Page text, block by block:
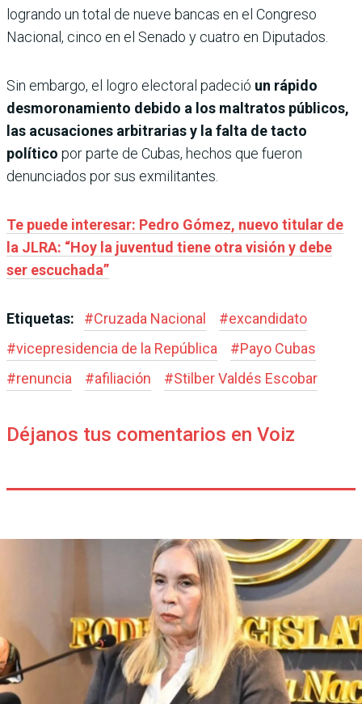
logrando un total de nueve bancas en el Congreso
Nacional, cinco en el Senado y cuatro en Diputados.
Sin embargo, el logro electoral padeció un rápido
desmoronamiento debido a los maltratos públicos,
las acusaciones arbitrarias y la falta de tacto
político por parte de Cubas, hechos que fueron
denunciados por sus exmilitantes.
Te puede interesar: Pedro Gómez, nuevo titular de
la JLRA: “Hoy la juventud tiene otra visión y debe
ser escuchada”
Etiquetas: #Cruzada Nacional #excandidato
#vicepresidencia de la República #Payo Cubas
#renuncia #afiliación #Stilber Valdés Escobar
Déjanos tus comentarios en Voiz